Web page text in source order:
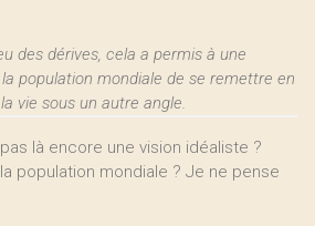
des dérives, cela a permis à une
population mondiale de se remettre en
vie sous un autre angle.
là encore une vision idéaliste ?
population mondiale ? Je ne pense